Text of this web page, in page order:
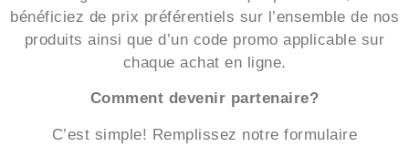
d’avantages exclusifs! En tant que partenaire, vous
bénéficiez de prix préférentiels sur l’ensemble de nos
produits ainsi que d’un code promo applicable sur